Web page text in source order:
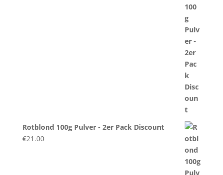
Rotblond 100g Pulver - 2er Pack Discount
€21.00